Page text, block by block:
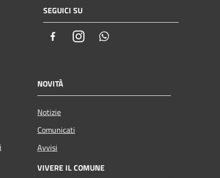
SEGUICI SU
FacebookInstagram
NOVITÀ
Notizie
Comunicati
Avvisi
VIVERE IL COMUNE